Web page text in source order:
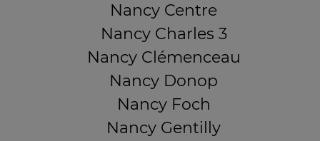
Nancy Centre
Nancy Charles 3
Nancy Clémenceau
Nancy Donop
Nancy Foch
Nancy Gentilly